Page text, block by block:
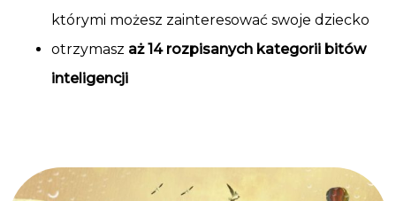
którymi możesz zainteresować swoje dziecko
otrzymasz aż 14 rozpisanych kategorii bitów
inteligencji